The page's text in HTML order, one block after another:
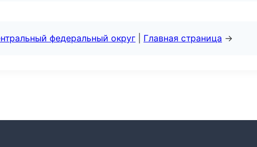
федеральный округ Главная страница →